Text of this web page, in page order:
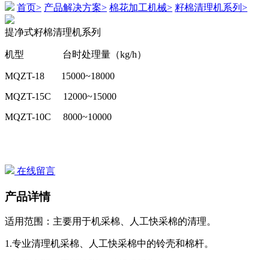
首页> 产品解决方案> 棉花加工机械> 籽棉清理机系列>
提净式籽棉清理机系列
机型 台时处理量（kg/h）
MQZT-18 15000~18000
MQZT-15C 12000~15000
MQZT-10C 8000~10000
在线留言
产品详情
适用范围：主要用于机采棉、人工快采棉的清理。
1.专业清理机采棉、人工快采棉中的铃壳和棉杆。